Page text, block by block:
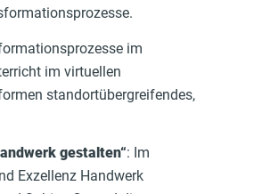
im
im virtuellen
standortübergreifendes,
gestalten“: Im
Exzellenz Handwerk